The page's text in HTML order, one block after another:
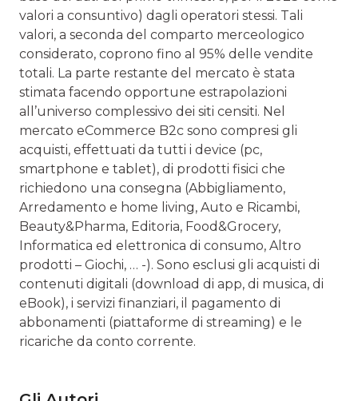
valori a consuntivo) dagli operatori stessi. Tali
valori, a seconda del comparto merceologico
considerato, coprono fino al 95% delle vendite
totali. La parte restante del mercato è stata
stimata facendo opportune estrapolazioni
all’universo complessivo dei siti censiti. Nel
mercato eCommerce B2c sono compresi gli
acquisti, effettuati da tutti i device (pc,
smartphone e tablet), di prodotti fisici che
richiedono una consegna (Abbigliamento,
Arredamento e home living, Auto e Ricambi,
Beauty&Pharma, Editoria, Food&Grocery,
Informatica ed elettronica di consumo, Altro
prodotti – Giochi, … -). Sono esclusi gli acquisti di
contenuti digitali (download di app, di musica, di
eBook), i servizi finanziari, il pagamento di
abbonamenti (piattaforme di streaming) e le
ricariche da conto corrente.